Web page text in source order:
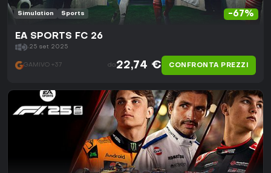
-67%
Simulation Sports
EA SPORTS FC 26
25 set 2025
GAMIVO +37 da 22,74 € CONFRONTA PREZZI